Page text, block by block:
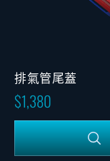
排氣管尾蓋
1,380